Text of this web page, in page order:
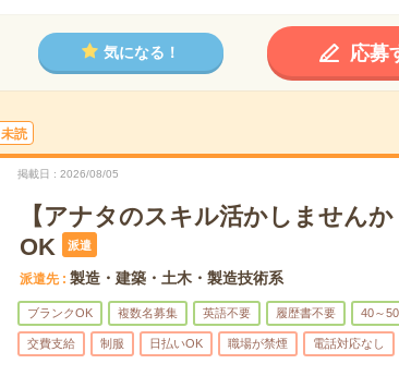
気になる！ 応募
未読
掲載日 2026/08/05
【アナタのスキル活かしません
OK
派遣
派遣先 製造・建築・土木・製造技術系
ブランクOK 複数名募集 英語不要 履歴書不要 40～
交費支給 制服 日払いOK 職場が禁煙 電話対応なし